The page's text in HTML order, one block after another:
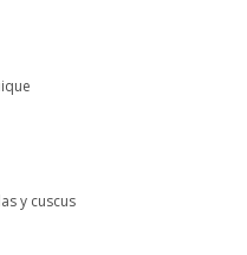
y cuscus